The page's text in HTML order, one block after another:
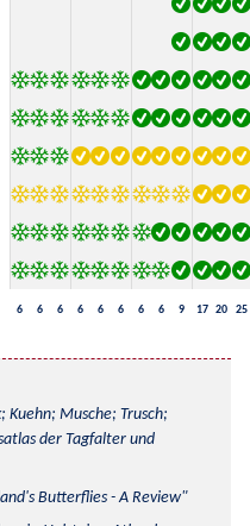
6 6 6 6 6 6 6 6 9 17 20 25
Kuehn; Musche; Trusch;
der Tagfalter und
Butterflies - A Review